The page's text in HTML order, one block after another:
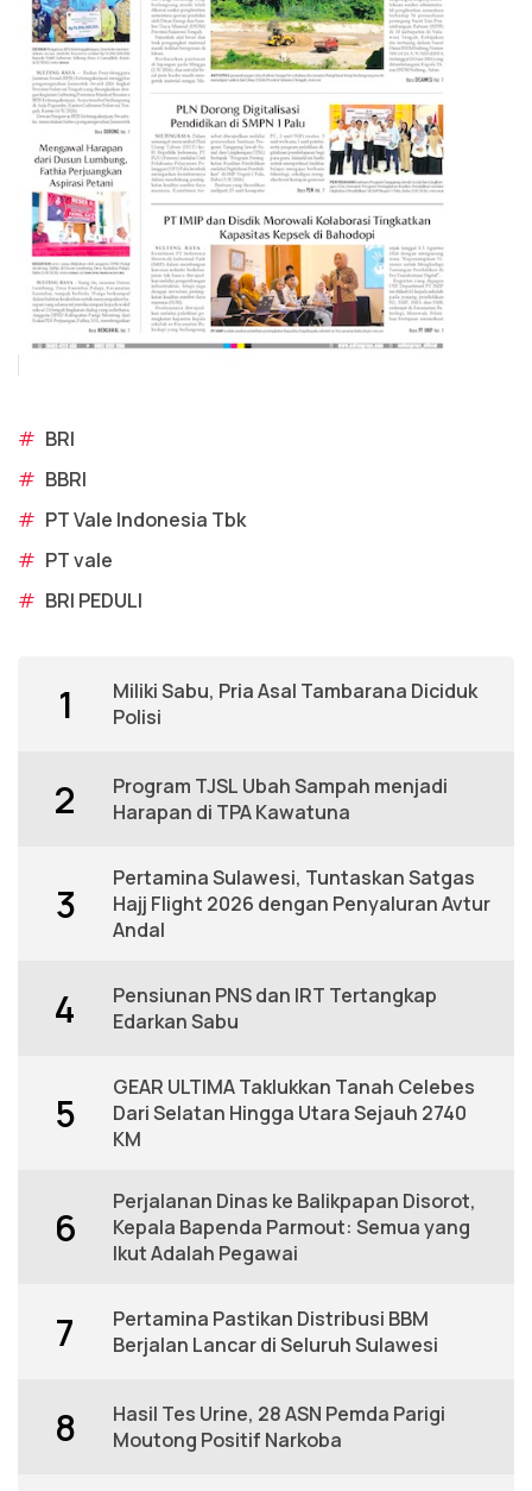
# BRI
# BBRI
# PT Vale Indonesia Tbk
# PT vale
# BRI PEDULI
1
Miliki Sabu, Pria Asal Tambarana Diciduk
Polisi
2
Program TJSL Ubah Sampah menjadi
Harapan di TPA Kawatuna
3
Pertamina Sulawesi, Tuntaskan Satgas
Hajj Flight 2026 dengan Penyaluran Avtur
Andal
4
Pensiunan PNS dan IRT Tertangkap
Edarkan Sabu
5
GEAR ULTIMA Taklukkan Tanah Celebes
Dari Selatan Hingga Utara Sejauh 2740
KM
6
Perjalanan Dinas ke Balikpapan Disorot,
Kepala Bapenda Parmout: Semua yang
Ikut Adalah Pegawai
7
Pertamina Pastikan Distribusi BBM
Berjalan Lancar di Seluruh Sulawesi
8
Hasil Tes Urine, 28 ASN Pemda Parigi
Moutong Positif Narkoba